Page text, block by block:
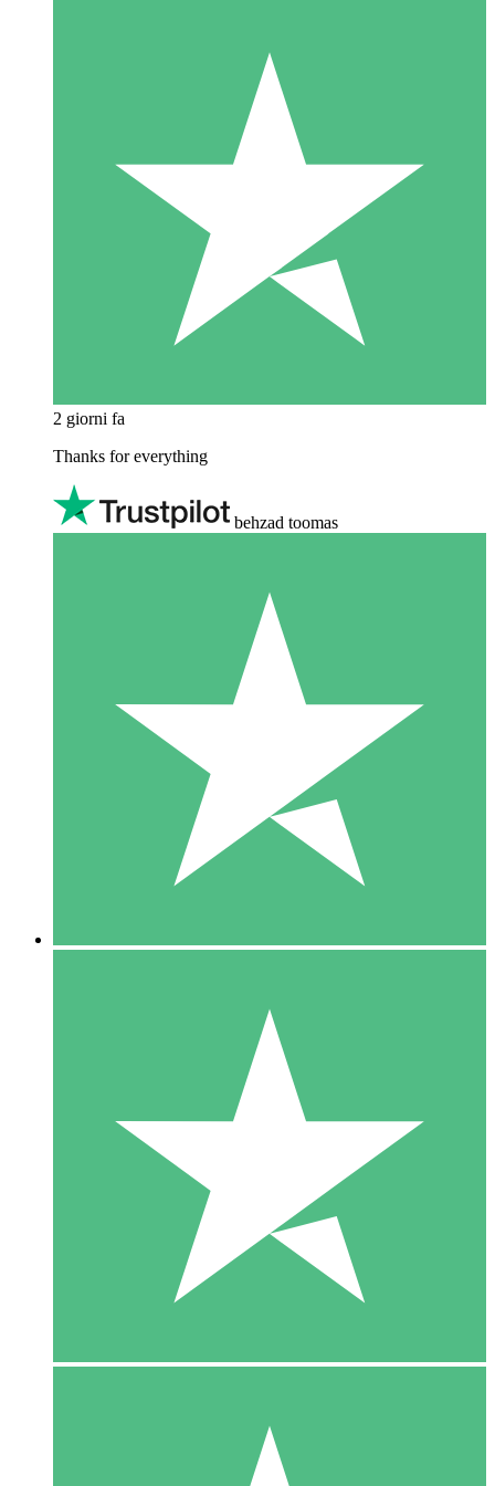
2 giorni fa
Thanks for everything
behzad toomas